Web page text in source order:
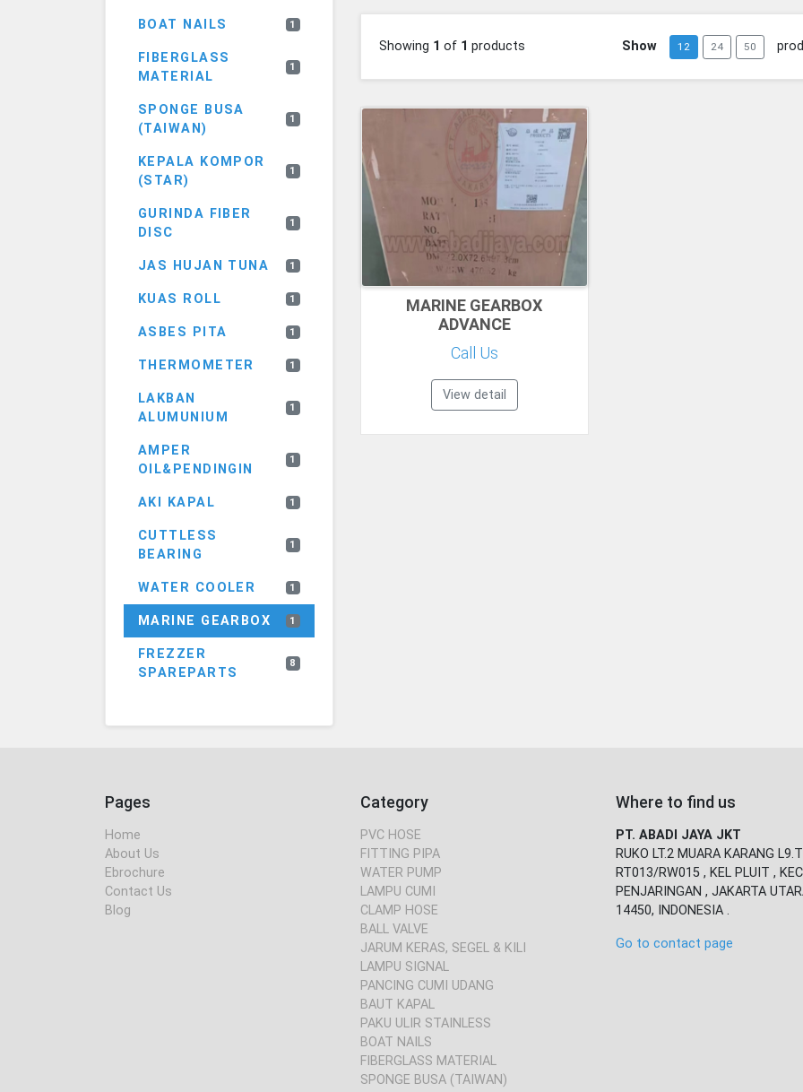
BOAT NAILS 1
FIBERGLASS
MATERIAL
1
SPONGE BUSA
(TAIWAN)
1
KEPALA KOMPOR
(STAR)
1
GURINDA FIBER
DISC
1
JAS HUJAN TUNA 1
KUAS ROLL 1
ASBES PITA 1
THERMOMETER 1
LAKBAN
ALUMUNIUM
1
AMPER
OIL&PENDINGIN
1
AKI KAPAL 1
CUTTLESS
BEARING
1
WATER COOLER 1
MARINE GEARBOX 1
FREZZER
SPAREPARTS
8
Showing 1 of 1 products Show 12 24 50
MARINE GEARBOX
ADVANCE
Call Us
View detail
Pages
Home
About Us
Ebrochure
Contact Us
Blog
Category
PVC HOSE
FITTING PIPA
WATER PUMP
LAMPU CUMI
CLAMP HOSE
BALL VALVE
JARUM KERAS, SEGEL & KILI
LAMPU SIGNAL
PANCING CUMI UDANG
BAUT KAPAL
PAKU ULIR STAINLESS
BOAT NAILS
FIBERGLASS MATERIAL
SPONGE BUSA (TAIWAN)
Where to find us
PT. ABADI JAYA JKT
RUKO LT.2 MUARA KARANG
RT013/RW015 , KEL PLUIT , KEC
PENJARINGAN , JAKARTA
14450, INDONESIA .
Go to contact page